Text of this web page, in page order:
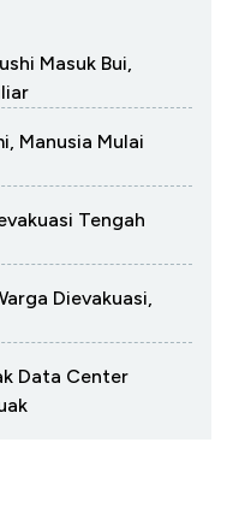
Masuk Bui,
Manusia Mulai
Tengah
Dievakuasi,
Data Center